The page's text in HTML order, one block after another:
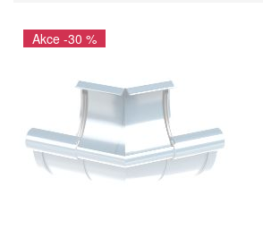
Akce -30 %